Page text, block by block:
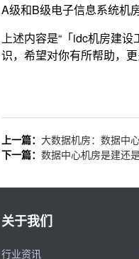
A级和B级电子信息系统机
上述内容是“「idc机房建
识，希望对你有所帮助，
上一篇： 大数据机房：数据中
下一篇： 数据中心机房是建还
关于我们
行业资讯